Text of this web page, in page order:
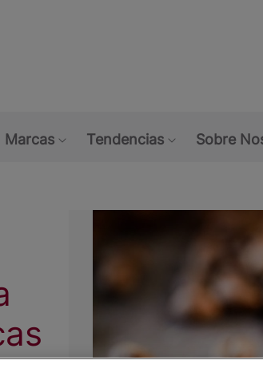
Marcas
Tendencias
Sobre